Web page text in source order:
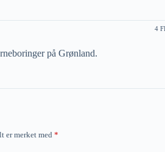
4
på Grønland.
er merket med *